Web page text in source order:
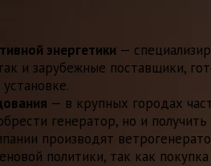
энергетики —
и зарубежные поставщики,
— в крупных городах
генератор, но и
производят
политики, так как